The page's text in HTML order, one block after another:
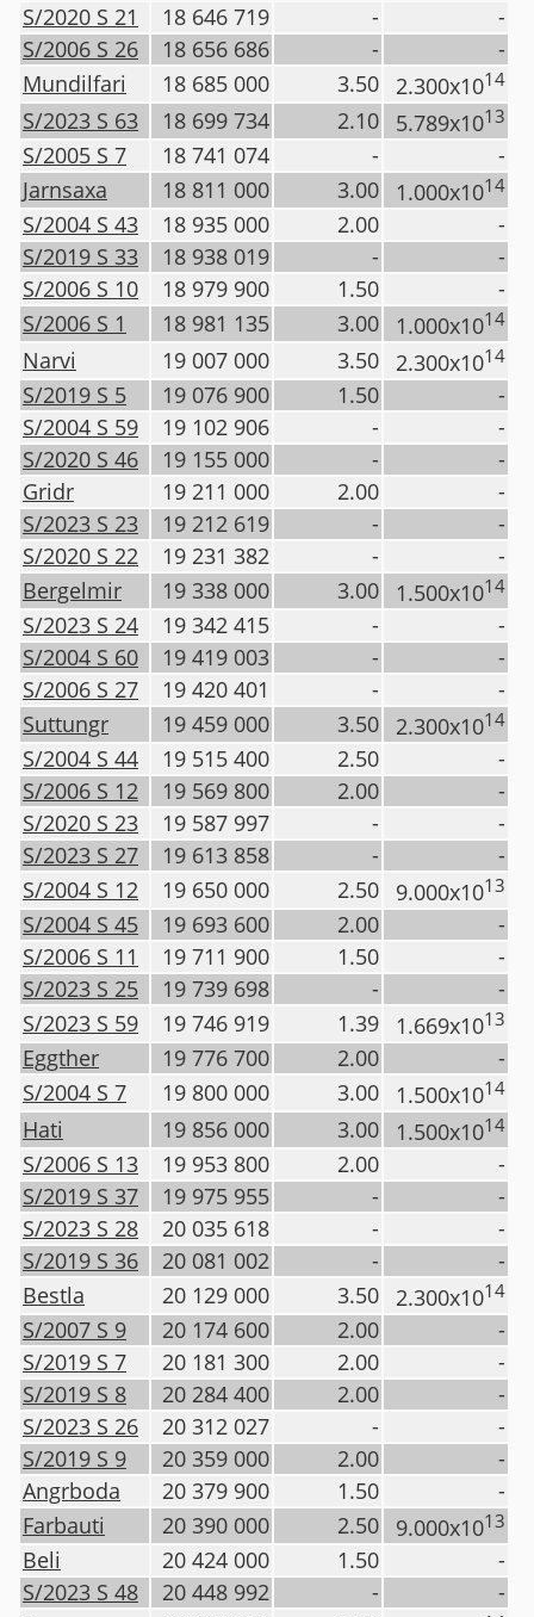
S/2020 S 21
18 646 719 -
-
S/2006 S 26
18 656 686 -
-
Mundilfari
18 685 000 3.50 2.300x1014
S/2023 S 63 18 699 734 2.10 5.789x1013
S/2005 S 7 18 741 074 -
-
Jarnsaxa
18 811 000 3.00 1.000x1014
S/2004 S 43 18 935 000 2.00
-
S/2019 S 33
18 938 019 -
-
S/2006 S 10
18 979 900 1.50
-
S/2006 S 1
18 981 135 3.00 1.000x1014
Narvi 19 007 000 3.50 2.300x1014
S/2019 S 5 19 076 900 1.50
-
S/2004 S 59
19 102 906 -
-
S/2020 S 46
19 155 000 -
-
Gridr
19 211 000 2.00
-
S/2023 S 23
19 212 619 -
-
S/2020 S 22
19 231 382 -
-
Bergelmir
19 338 000 3.00 1.500x1014
S/2023 S 24 19 342 415 -
-
S/2004 S 60
19 419 003 -
-
S/2006 S 27
19 420 401 -
-
Suttungr
19 459 000 3.50 2.300x1014
S/2004 S 44 19 515 400 2.50
-
S/2006 S 12
19 569 800 2.00
-
S/2020 S 23
19 587 997 -
-
S/2023 S 27
19 613 858 -
-
S/2004 S 12
19 650 000 2.50 9.000x1013
S/2004 S 45 19 693 600 2.00
-
S/2006 S 11
19 711 900 1.50
-
S/2023 S 25
19 739 698 -
-
S/2023 S 59
19 746 919 1.39 1.669x1013
Eggther 19 776 700 2.00
-
S/2004 S 7
19 800 000 3.00 1.500x1014
Hati 19 856 000 3.00 1.500x1014
S/2006 S 13 19 953 800 2.00
-
S/2019 S 37
19 975 955 -
-
S/2023 S 28
20 035 618 -
-
S/2019 S 36
20 081 002 -
-
Bestla
20 129 000 3.50 2.300x1014
S/2007 S 9 20 174 600 2.00
-
S/2019 S 7
20 181 300 2.00
-
S/2019 S 8
20 284 400 2.00
-
S/2023 S 26
20 312 027 -
-
S/2019 S 9
20 359 000 2.00
-
Angrboda
20 379 900 1.50
-
Farbauti
20 390 000 2.50 9.000x1013
Beli 20 424 000 1.50
-
S/2023 S 48
20 448 992 -
-